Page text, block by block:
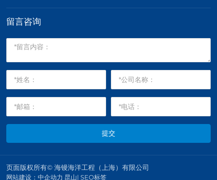
留言咨询
提交
页面版权所有© 海镘海洋工程（上海）有限公司
网站建设：中企动力 昆山|SEO标签